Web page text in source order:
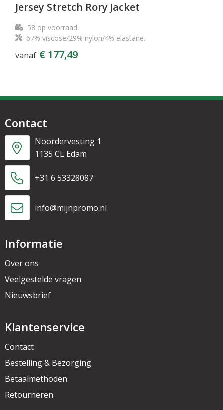
Jersey Stretch Rory Jacket
58 op voorraad
67% viscose/29% nylon/4% elastane.
vanaf € 177,49
Contact
Noordervesting 1
1135 CL Edam
+31 6 53328087
info@mijnpromo.nl
Informatie
Over ons
Veelgestelde vragen
Nieuwsbrief
Klantenservice
Contact
Bestelling & Bezorging
Betaalmethoden
Retourneren